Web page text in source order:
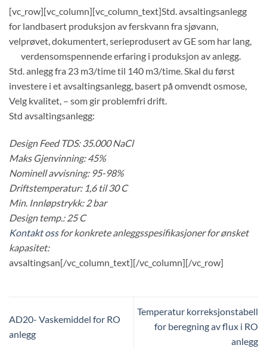
[vc_row][vc_column][vc_column_text]Std. avsaltingsanlegg
for landbasert produksjon av ferskvann fra sjøvann,
velprøvet, dokumentert, serieprodusert av GE som har lang,
verdensomspennende erfaring i produksjon av anlegg.
Std. anlegg fra 23 m3/time til 140 m3/time. Skal du først
investere i et avsaltingsanlegg, basert på omvendt osmose,
Velg kvalitet, – som gir problemfri drift.
Std avsaltingsanlegg:
Design Feed TDS: 35.000 NaCl
Maks Gjenvinning: 45%
Nominell avvisning: 95-98%
Driftstemperatur: 1,6 til 30 C
Min. Innløpstrykk: 2 bar
Design temp.: 25 C
Kontakt ossfor konkrete anleggsspesifikasjoner for ønsket
kapasitet:
avsaltingsan[/vc_column_text][/vc_column][/vc_row]
AD20- Vaskemiddel for RO
anlegg
Temperatur korreksjonstabell
for beregning av flux i RO
anlegg